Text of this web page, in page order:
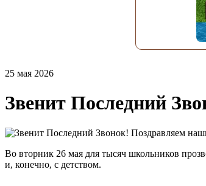
25 мая 2026
Звенит Последний
Во вторник 26 мая для тысяч школьников
и, конечно, с детством.